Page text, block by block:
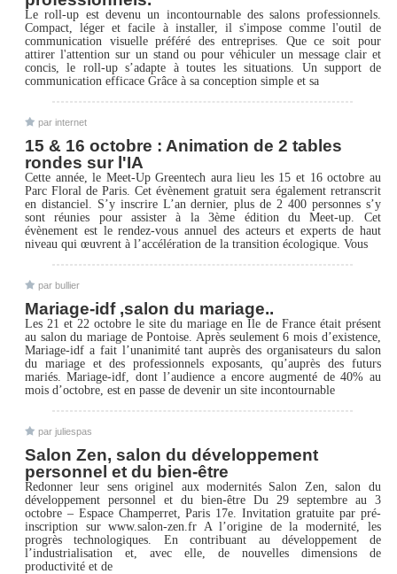
Le roll-up est devenu un incontournable des salons professionnels.
Compact, léger et facile à installer, il s'impose comme l'outil de
communication visuelle préféré des entreprises. Que ce soit pour
attirer l'attention sur un stand ou pour véhiculer un message clair et
concis, le roll-up s’adapte à toutes les situations. Un support de
communication efficace Grâce à sa conception simple et sa
par internet
15 & 16 octobre : Animation de 2 tables
rondes sur l'IA
Cette année, le Meet-Up Greentech aura lieu les 15 et 16 octobre au
Parc Floral de Paris. Cet évènement gratuit sera également retranscrit
en distanciel. S’y inscrire L’an dernier, plus de 2 400 personnes s’y
sont réunies pour assister à la 3ème édition du Meet-up. Cet
évènement est le rendez-vous annuel des acteurs et experts de haut
niveau qui œuvrent à l’accélération de la transition écologique. Vous
par bullier
Mariage-idf ,salon du mariage..
Les 21 et 22 octobre le site du mariage en Ile de France était présent
au salon du mariage de Pontoise. Après seulement 6 mois d’existence,
Mariage-idf a fait l’unanimité tant auprès des organisateurs du salon
du mariage et des professionnels exposants, qu’auprès des futurs
mariés. Mariage-idf, dont l’audience a encore augmenté de 40% au
mois d’octobre, est en passe de devenir un site incontournable
par juliespas
Salon Zen, salon du développement
personnel et du bien‐être
Redonner leur sens originel aux modernités Salon Zen, salon du
développement personnel et du bien‐être Du 29 septembre au 3
octobre – Espace Champerret, Paris 17e. Invitation gratuite par pré‐
inscription sur www.salon‐zen.fr A l’origine de la modernité, les
progrès technologiques. En contribuant au développement de
l’industrialisation et, avec elle, de nouvelles dimensions de
productivité et de